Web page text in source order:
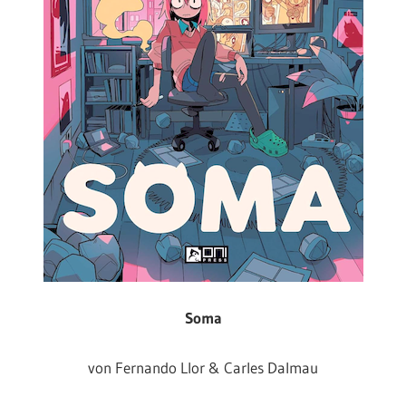
Soma
von Fernando Llor & Carles Dalmau